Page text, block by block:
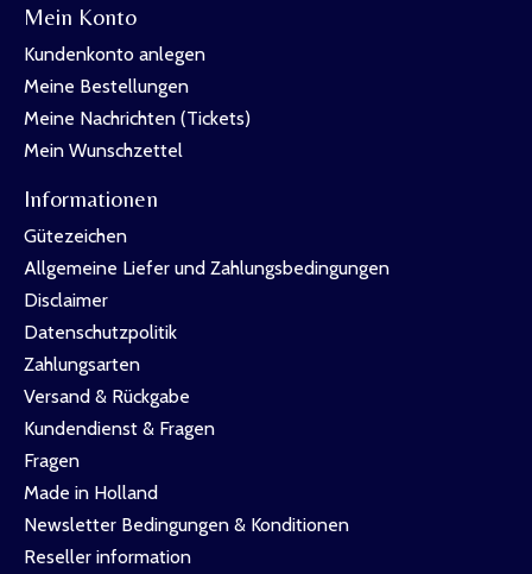
Mein Konto
Kundenkonto anlegen
Meine Bestellungen
Meine Nachrichten (Tickets)
Mein Wunschzettel
Informationen
Gütezeichen
Allgemeine Liefer und Zahlungsbedingungen
Disclaimer
Datenschutzpolitik
Zahlungsarten
Versand & Rückgabe
Kundendienst & Fragen
Fragen
Made in Holland
Newsletter Bedingungen & Konditionen
Reseller information